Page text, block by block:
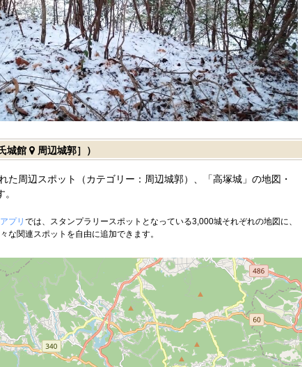
城館 周辺城郭］）
た周辺スポット（カテゴリー：周辺城郭）、「高塚城」の地図・
プリ では、スタンプラリースポットとなっている3,000城それぞれの地図に、
な関連スポットを自由に追加できます。